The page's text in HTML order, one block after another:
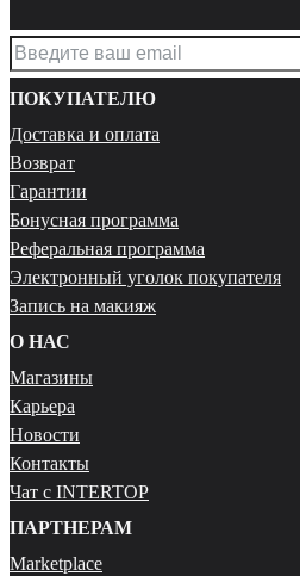
ПОКУПАТЕЛЮ
Доставка и оплата
Возврат
Гарантии
Бонусная программа
Реферальная программа
Электронный уголок покупателя
Запись на макияж
О НАС
Магазины
Карьера
Новости
Контакты
Чат с INTERTOP
ПАРТНЕРАМ
Marketplace